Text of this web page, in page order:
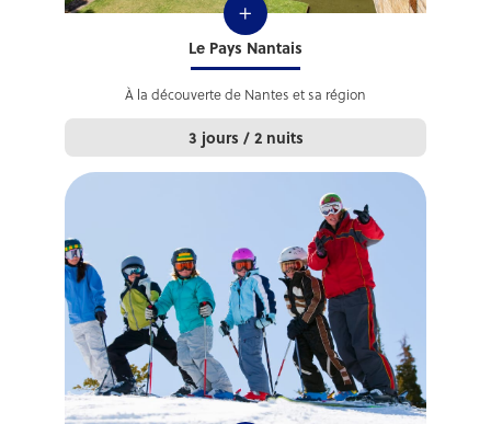
+
Le Pays Nantais
À la découverte de Nantes et sa région
3 jours / 2 nuits